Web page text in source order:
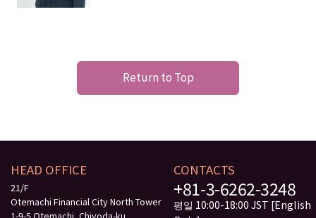
Return to Top
HEAD OFFICE
21/F
Otemachi Financial City North Tower
CONTACTS
+81-3-6262-3248
평일 10:00-18:00 JST [English